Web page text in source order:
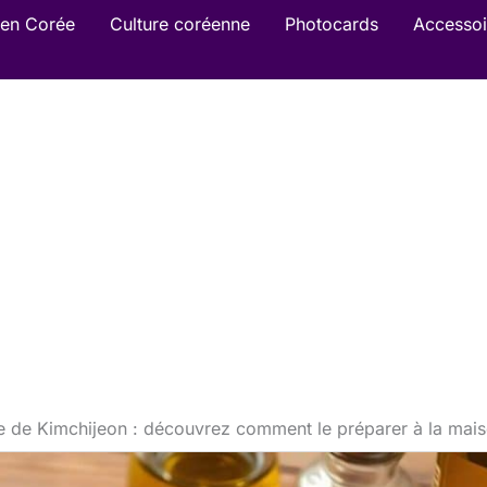
Corée Culture coréenne Photocards
de Kimchijeon : découvrez comment le préparer à la